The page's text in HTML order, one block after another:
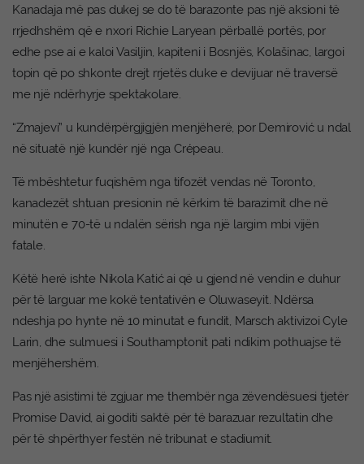
Kanadaja më pas dukej se do të barazonte pas një aksioni të
rrjedhshëm që e nxori Richie Laryean përballë portës, por
edhe pse ai e kaloi Vasiljin, kapiteni i Bosnjës, Kolašinac, largoi
topin që po shkonte drejt rrjetës duke e devijuar në traversë
me një ndërhyrje spektakolare.
“Zmajevi” u kundërpërgjigjën menjëherë, por Demirović u ndal
në situatë një kundër një nga Crépeau.
Të mbështetur fuqishëm nga tifozët vendas në Toronto,
kanadezët shtuan presionin në kërkim të barazimit dhe në
minutën e 70-të u ndalën sërish nga një largim mbi vijën
fatale.
Këtë herë ishte Nikola Katić ai që u gjend në vendin e duhur
për të larguar me kokë tentativën e Oluwaseyit. Ndërsa
ndeshja po hynte në 10 minutat e fundit, Marsch aktivizoi Cyle
Larin, dhe sulmuesi i Southamptonit pati ndikim pothuajse të
menjëhershëm.
Pas një asistimi të zgjuar me thembër nga zëvendësuesi tjetër
Promise David, ai goditi saktë për të barazuar rezultatin dhe
për të shpërthyer festën në tribunat e stadiumit.